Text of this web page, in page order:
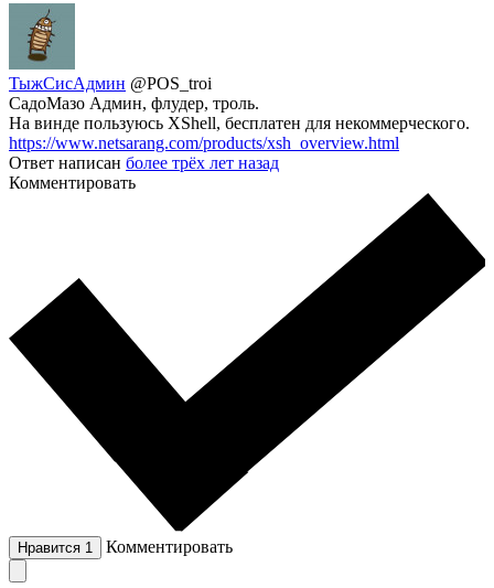
ТыжСисАдмин @POS_troi
СадоМазо Админ, флудер, троль.
На винде пользуюсь XShell, бесплатен для некоммерческого.
https://www.netsarang.com/products/xsh_overview.html
Ответ написан более трёх лет назад
Комментировать
Нравится 1 Комментировать